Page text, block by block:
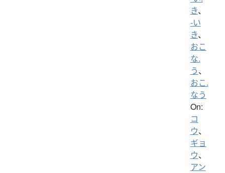
き、
-い
き、
おこ
な.
う、
おこ.
なう
On:
コ
ウ、
ギョ
ウ、
アン